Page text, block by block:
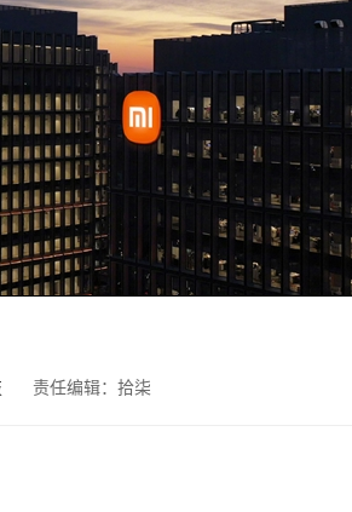
责任编辑：拾柒